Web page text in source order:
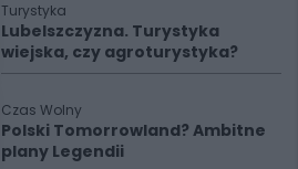
Turystyka
Lubelszczyzna. Turystyka
wiejska, czy agroturystyka?
Czas Wolny
Polski Tomorrowland? Ambitne
plany Legendii